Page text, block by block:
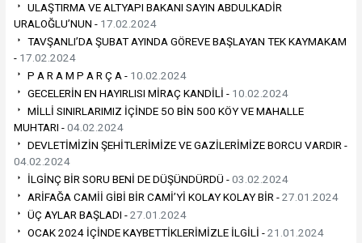
ULAŞTIRMA VE ALTYAPI BAKANI SAYIN ABDULKADİR
URALOĞLU’NUN - 17.02.2024
TAVŞANLI’DA ŞUBAT AYINDA GÖREVE BAŞLAYAN TEK KAYMAKAM
- 17.02.2024
P A R A M P A R Ç A - 10.02.2024
GECELERİN EN HAYIRLISI MİRAÇ KANDİLİ - 10.02.2024
MİLLİ SINIRLARIMIZ İÇİNDE 5O BİN 500 KÖY VE MAHALLE
MUHTARI -04.02.2024
DEVLETİMİZİN ŞEHİTLERİMİZE VE GAZİLERİMİZE BORCU VARDIR -
04.02.2024
İLGİNÇ BİR SORU BENİ DE DÜŞÜNDÜRDÜ -03.02.2024
ARİFAĞA CAMİİ GİBİ BİR CAMİ’Yİ KOLAY KOLAY BİR -27.01.2024
ÜÇ AYLAR BAŞLADI -27.01.2024
OCAK 2024 İÇİNDE KAYBETTİKLERİMİZLE İLGİLİ -21.01.2024